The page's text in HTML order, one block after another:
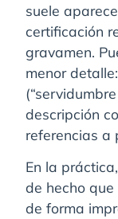
suele
certificación
gravamen.
menor
descripción
referencias a
En la
de hecho que
de forma